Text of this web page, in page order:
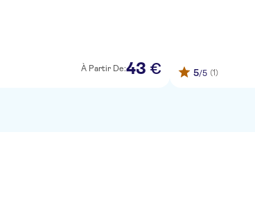
À Partir De:43 € 5/5 (1)